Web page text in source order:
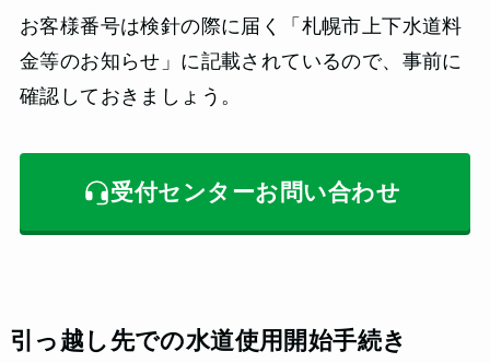
お客様番号は検針の際に届く「札幌市上下水道料
金等のお知らせ」に記載されているので、事前に
確認しておきましょう。
受付センターお問い合わせ
引っ越し先での水道使用開始手続き